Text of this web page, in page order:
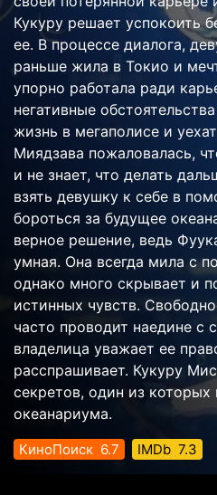
Кукуру решает успокоить
ее. В процессе диалога,
раньше жила в Токио и
упорно работала ради
негативные
жизнь в мегаполисе и
Миядзава пожаловалась,
и не знает, что делать
взять девушку к себе в
бороться за будущее
верное решение, ведь
умная. Она всегда мила с
однако много скрывает и
истинных чувств.
часто проводит наедине с
владелица уважает ее
расспрашивает. Кукуру
секретов, один из которых
океанариума.
КиноПоиск 6.7 IMDb 7.3